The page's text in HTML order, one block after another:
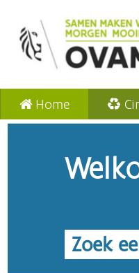
Home
Zoek